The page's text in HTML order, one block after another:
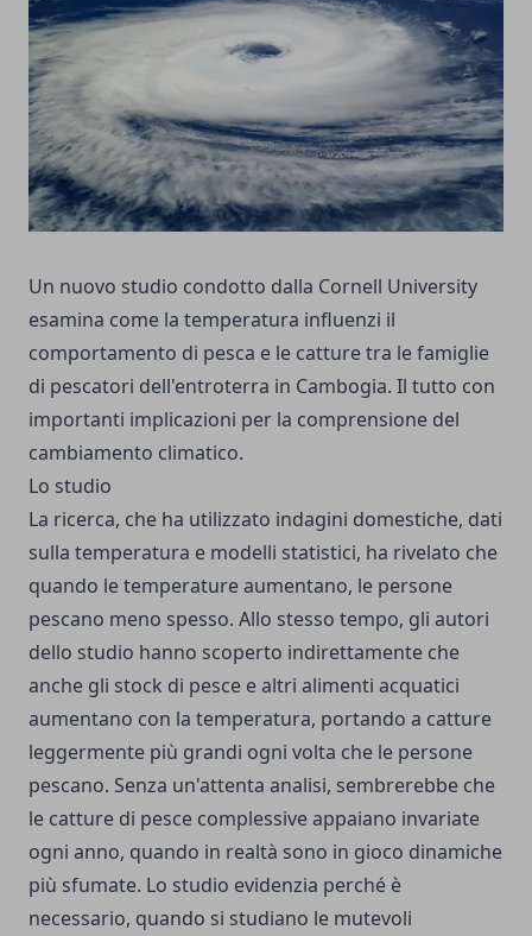
Un nuovo studio condotto dalla Cornell University
esamina come la temperatura influenzi il
comportamento di pesca e le catture tra le famiglie
di pescatori dell'entroterra in Cambogia. Il tutto con
importanti implicazioni per la comprensione del
cambiamento climatico.
Lo studio
La ricerca, che ha utilizzato indagini domestiche, dati
sulla temperatura e modelli statistici, ha rivelato che
quando le temperature aumentano, le persone
pescano meno spesso. Allo stesso tempo, gli autori
dello studio hanno scoperto indirettamente che
anche gli stock di pesce e altri alimenti acquatici
aumentano con la temperatura, portando a catture
leggermente più grandi ogni volta che le persone
pescano. Senza un'attenta analisi, sembrerebbe che
le catture di pesce complessive appaiano invariate
ogni anno, quando in realtà sono in gioco dinamiche
più sfumate. Lo studio evidenzia perché è
necessario, quando si studiano le mutevoli